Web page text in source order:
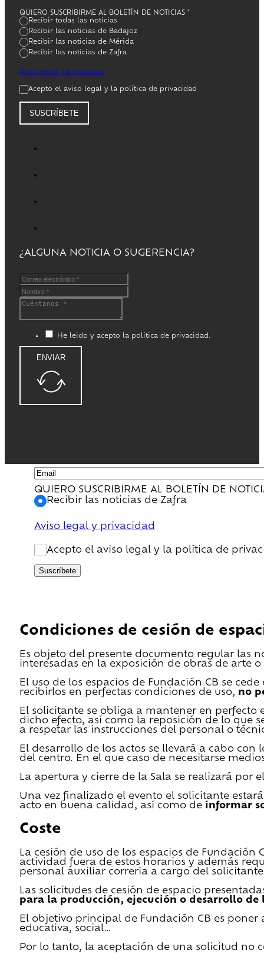
QUIERO SUSCRIBIRME AL BOLETÍN DE NOTICIAS *
Recibir todas las noticias
Recibir las noticias de Badajoz
Recibir las noticias de Mérida
Recibir las noticias de Zafra
Aviso legal y privacidad
Acepto el aviso legal y la política de privacidad
SUSCRÍBETE
¿ALGUNA NOTICIA O SUGERENCIA?
He leido y acepto la política de privacidad.
ENVIAR
QUIERO SUSCRIBIRME AL BOLETÍN DE
Recibir las noticias de Zafra
Aviso legal y privacidad
Acepto el aviso legal y la política de
Suscríbete
Condiciones de cesión de
Es objeto del presente documento regular las
interesadas en la exposición de obras de arte
El uso de los espacios de Fundación CB se
recibirlos en perfectas condiciones de uso, no
El solicitante se obliga a mantener en perfecto
dicho efecto, así como la reposición de lo que
a respetar las instrucciones del personal o
El desarrollo de los actos se llevará a cabo
del centro. En el que caso de necesitarse
La apertura y cierre de la Sala se realizará por
Una vez finalizado el evento el solicitante
acto en buena calidad, así como de informar
Coste
La cesión de uso de los espacios de
actividad fuera de estos horarios y además
personal auxiliar correría a cargo del
Las solicitudes de cesión de espacio
para la producción, ejecución o desarrollo de
El objetivo principal de Fundación CB es
educativa, social…
Por lo tanto, la aceptación de una solicitud